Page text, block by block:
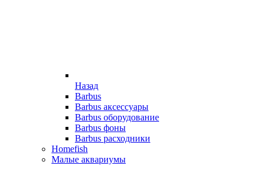
Назад
Barbus
Barbus аксессуары
Barbus оборудование
Barbus фоны
Barbus расходники
Homefish
Малые аквариумы